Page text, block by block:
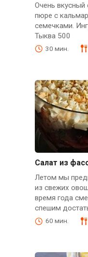
Очень вкусный
пюре с
семечками.
Тыква 500
30 мин.
Салат из
Летом мы
из свежих
время года
спешим
60 мин.